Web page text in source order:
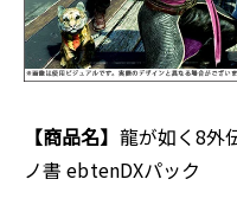
【商品名】 龍が如く8外
ノ書 ebtenDXパック